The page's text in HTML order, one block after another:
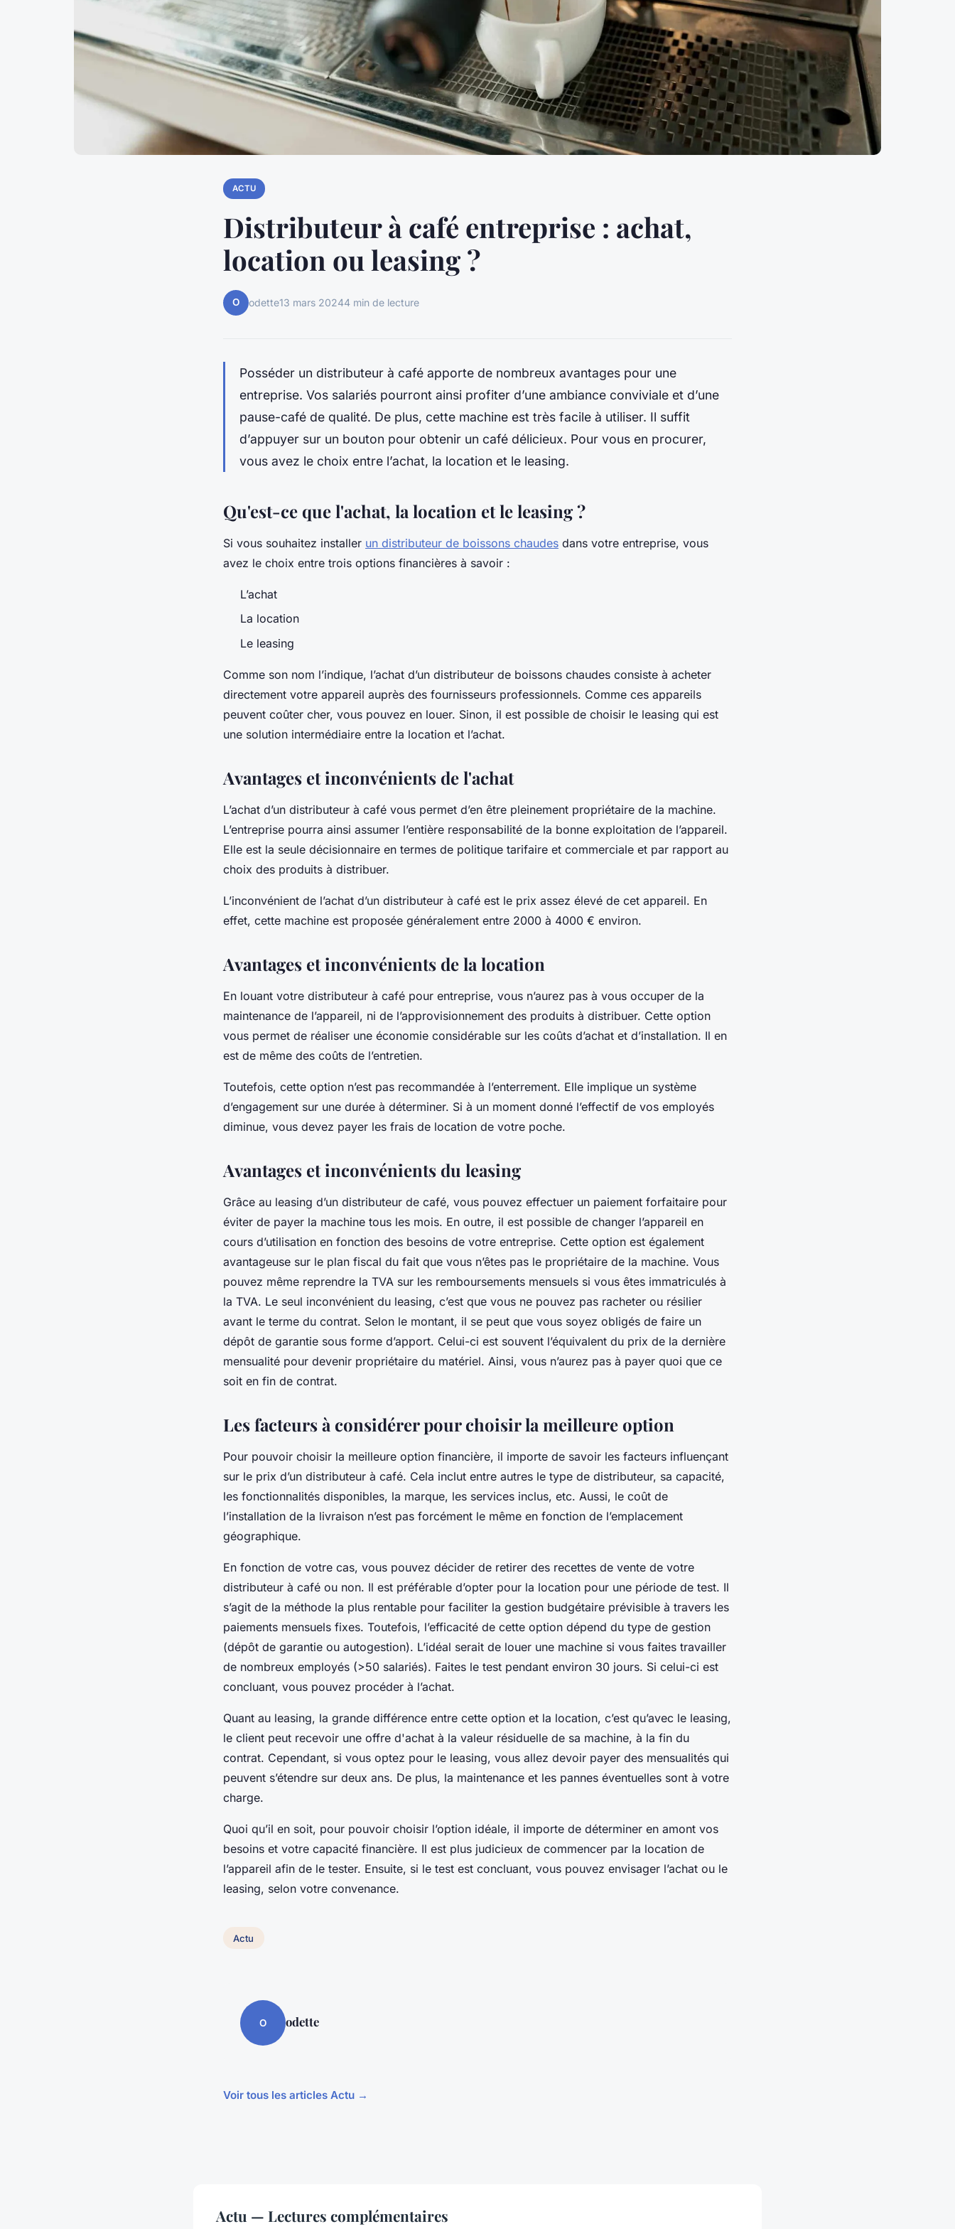
ACTU
Distributeur à café entreprise : achat,
location ou leasing ?
O odette13 mars 20244 min de lecture
Posséder un distributeur à café apporte de nombreux avantages pour une
entreprise. Vos salariés pourront ainsi profiter d’une ambiance conviviale et d’une
pause-café de qualité. De plus, cette machine est très facile à utiliser. Il suffit
d’appuyer sur un bouton pour obtenir un café délicieux. Pour vous en procurer,
vous avez le choix entre l’achat, la location et le leasing.
Qu'est-ce que l'achat, la location et le leasing ?
Si vous souhaitez installer un distributeur de boissons chaudes dans votre entreprise, vous
avez le choix entre trois options financières à savoir :
L’achat
La location
Le leasing
Comme son nom l’indique, l’achat d’un distributeur de boissons chaudes consiste à acheter
directement votre appareil auprès des fournisseurs professionnels. Comme ces appareils
peuvent coûter cher, vous pouvez en louer. Sinon, il est possible de choisir le leasing qui est
une solution intermédiaire entre la location et l’achat.
Avantages et inconvénients de l'achat
L’achat d’un distributeur à café vous permet d’en être pleinement propriétaire de la machine.
L’entreprise pourra ainsi assumer l’entière responsabilité de la bonne exploitation de l’appareil.
Elle est la seule décisionnaire en termes de politique tarifaire et commerciale et par rapport au
choix des produits à distribuer.
L’inconvénient de l’achat d’un distributeur à café est le prix assez élevé de cet appareil. En
effet, cette machine est proposée généralement entre 2000 à 4000 € environ.
Avantages et inconvénients de la location
En louant votre distributeur à café pour entreprise, vous n’aurez pas à vous occuper de la
maintenance de l’appareil, ni de l’approvisionnement des produits à distribuer. Cette option
vous permet de réaliser une économie considérable sur les coûts d’achat et d’installation. Il en
est de même des coûts de l’entretien.
Toutefois, cette option n’est pas recommandée à l’enterrement. Elle implique un système
d’engagement sur une durée à déterminer. Si à un moment donné l’effectif de vos employés
diminue, vous devez payer les frais de location de votre poche.
Avantages et inconvénients du leasing
Grâce au leasing d’un distributeur de café, vous pouvez effectuer un paiement forfaitaire pour
éviter de payer la machine tous les mois. En outre, il est possible de changer l’appareil en
cours d’utilisation en fonction des besoins de votre entreprise. Cette option est également
avantageuse sur le plan fiscal du fait que vous n’êtes pas le propriétaire de la machine. Vous
pouvez même reprendre la TVA sur les remboursements mensuels si vous êtes immatriculés à
la TVA. Le seul inconvénient du leasing, c’est que vous ne pouvez pas racheter ou résilier
avant le terme du contrat. Selon le montant, il se peut que vous soyez obligés de faire un
dépôt de garantie sous forme d’apport. Celui-ci est souvent l’équivalent du prix de la dernière
mensualité pour devenir propriétaire du matériel. Ainsi, vous n’aurez pas à payer quoi que ce
soit en fin de contrat.
Les facteurs à considérer pour choisir la meilleure option
Pour pouvoir choisir la meilleure option financière, il importe de savoir les facteurs influençant
sur le prix d’un distributeur à café. Cela inclut entre autres le type de distributeur, sa capacité,
les fonctionnalités disponibles, la marque, les services inclus, etc. Aussi, le coût de
l’installation de la livraison n’est pas forcément le même en fonction de l’emplacement
géographique.
En fonction de votre cas, vous pouvez décider de retirer des recettes de vente de votre
distributeur à café ou non. Il est préférable d’opter pour la location pour une période de test. Il
s’agit de la méthode la plus rentable pour faciliter la gestion budgétaire prévisible à travers les
paiements mensuels fixes. Toutefois, l’efficacité de cette option dépend du type de gestion
(dépôt de garantie ou autogestion). L’idéal serait de louer une machine si vous faites travailler
de nombreux employés (>50 salariés). Faites le test pendant environ 30 jours. Si celui-ci est
concluant, vous pouvez procéder à l’achat.
Quant au leasing, la grande différence entre cette option et la location, c’est qu’avec le leasing,
le client peut recevoir une offre d'achat à la valeur résiduelle de sa machine, à la fin du
contrat. Cependant, si vous optez pour le leasing, vous allez devoir payer des mensualités qui
peuvent s’étendre sur deux ans. De plus, la maintenance et les pannes éventuelles sont à votre
charge.
Quoi qu’il en soit, pour pouvoir choisir l’option idéale, il importe de déterminer en amont vos
besoins et votre capacité financière. Il est plus judicieux de commencer par la location de
l’appareil afin de le tester. Ensuite, si le test est concluant, vous pouvez envisager l’achat ou le
leasing, selon votre convenance.
Actu
O odette
Voir tous les articles Actu →
Actu — Lectures complémentaires